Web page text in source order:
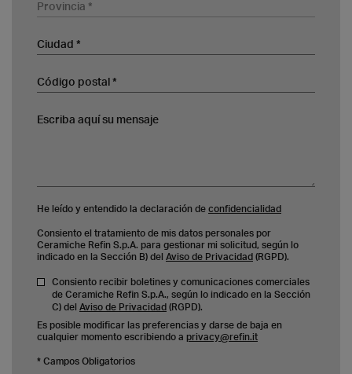
Ciudad
Código postal
Escriba aquí su mensaje
He leído y entendido la declaración de confidencialidad
Consiento el tratamiento de mis datos personales por
Ceramiche Refin S.p.A. para gestionar mi solicitud, según lo
indicado en la Sección B) del Aviso de Privacidad (RGPD).
Consiento recibir boletines y comunicaciones comerciales
de Ceramiche Refin S.p.A., según lo indicado en la Sección
C) del Aviso de Privacidad (RGPD).
Es posible modificar las preferencias y darse de baja en
cualquier momento escribiendo a privacy@refin.it
* Campos Obligatorios